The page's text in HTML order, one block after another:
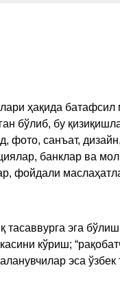
ҳақида
бўлиб, бу
фото, санъат,
банклар ва
фойдали
тасаввурга эга
кўриш;
эса ўзбек